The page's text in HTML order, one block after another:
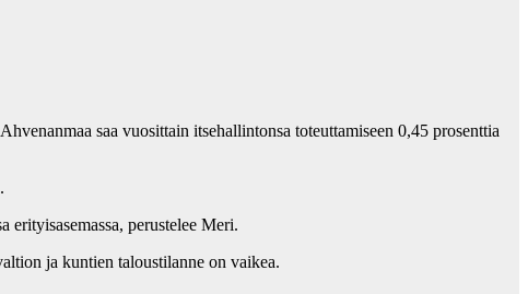
saa vuosittain itsehallintonsa toteuttamiseen 0,45 prosenttia
erityisasemassa, perustelee Meri.
ja kuntien taloustilanne on vaikea.